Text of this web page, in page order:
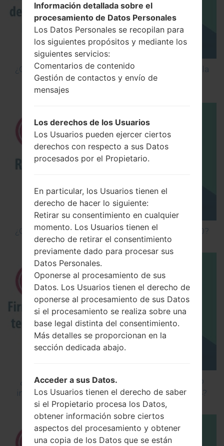
¿Cómo Activar las Opciones de Desarrollador y la
Depuración USB en LG?
¿Cómo hacer Reinicio Completo en LG G5 H850?
¿Cómo instalar Firmware Oficial en el teléfono
inteligente de LG mediante LG Flash Tool 2014?
Información detallada sobre el
procesamiento de Datos Personales
Los Datos Personales se recopilan para
los siguientes propósitos y mediante los
siguientes servicios:
Comentarios de contenido
Gestión de contactos y envío de
mensajes
Los derechos de los Usuarios
Los Usuarios pueden ejercer ciertos
derechos con respecto a sus Datos
procesados por el Propietario.
En particular, los Usuarios tienen el
derecho de hacer lo siguiente:
Retirar su consentimiento en cualquier
momento. Los Usuarios tienen el
derecho de retirar el consentimiento
previamente dado para procesar sus
Datos Personales.
Oponerse al procesamiento de sus
Datos. Los Usuarios tienen el derecho de
oponerse al procesamiento de sus Datos
si el procesamiento se realiza sobre una
base legal distinta del consentimiento.
Más detalles se proporcionan en la
sección dedicada abajo.
Acceder a sus Datos.
Los Usuarios tienen el derecho de saber
si el Propietario procesa los Datos,
obtener información sobre ciertos
aspectos del procesamiento y obtener
una copia de los Datos que se están